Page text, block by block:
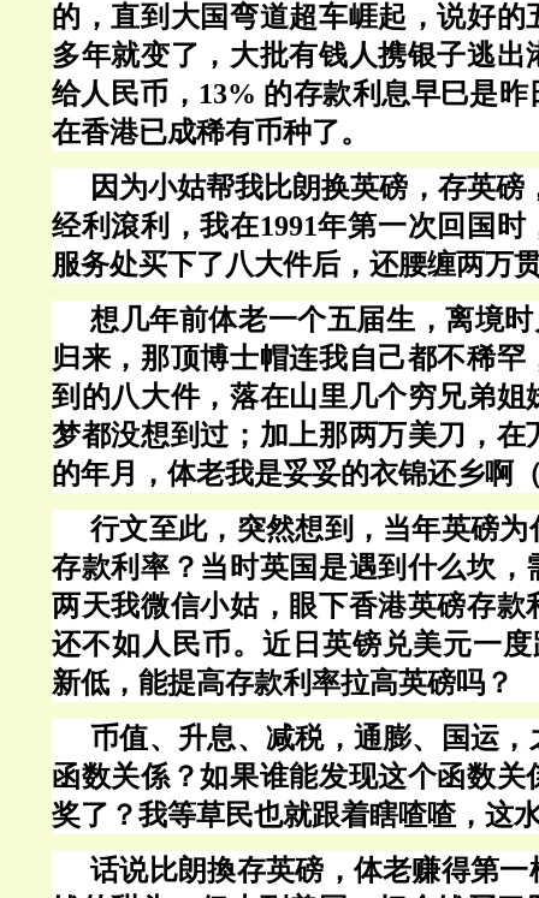
的，直到大国弯道超车崕起，说好的
多年就变了，大批有钱人携银子逃出
给人民币， 13% 的存款利息早巳是
在香港已成稀有币种了。
因为小姑帮我比朗换英磅，存英磅
经利滾利，我在1991年第一次回国时
服务处买下了八大件后，还腰缠两万
想几年前体老一个五届生，离境
归来，那顶博士帽连我自己都不稀罕
到的八大件，落在山里几个穷兄弟姐
梦都没想到过；加上那两万美刀，在
的年月，体老我是妥妥的衣锦还乡啊
行文至此，突然想到，当年英磅
存款利率？当时英国是遇到什么坎，
两天我微信小姑，眼下香港英磅存款
还不如人民币。近日英镑兑美元一
新低，能提高存款利率拉高英磅吗？
币值、升息、减税，通膨、国运
函数关係？如果谁能发现这个函数关
奖了？我等草民也就跟着瞎喳喳，这
话说比朗換存英磅，体老赚得第